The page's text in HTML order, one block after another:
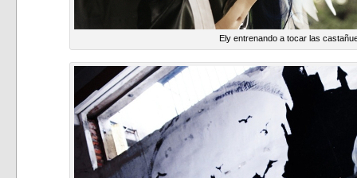
Ely entrenando a tocar las